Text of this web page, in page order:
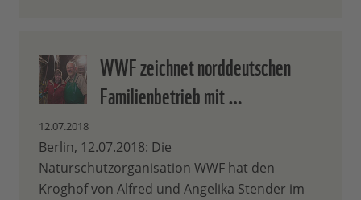
WWF zeichnet norddeutschen
Familienbetrieb mit …
12.07.2018
Berlin, 12.07.2018: Die
Naturschutzorganisation WWF hat den
Kroghof von Alfred und Angelika Stender im